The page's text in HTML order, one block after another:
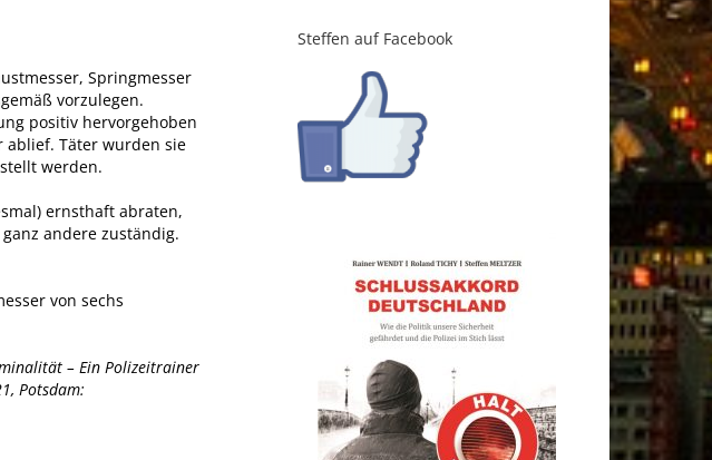
Springmesser
vorzulegen.
positiv hervorgehoben
ablief. Täter wurden sie
werden.
ernsthaft abraten,
andere zuständig.
von sechs
– Ein Polizeitrainer
Potsdam:
Steffen auf Facebook